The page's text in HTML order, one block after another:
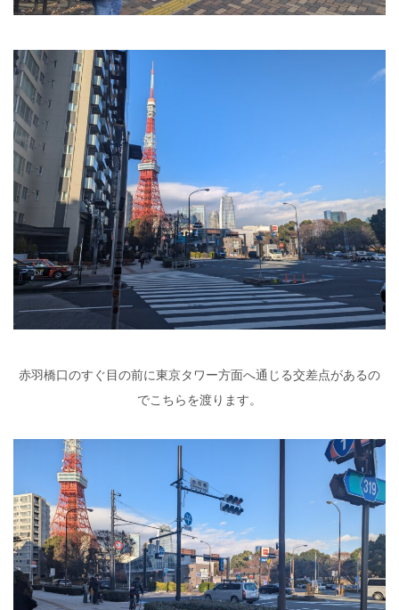
赤羽橋口のすぐ目の前に東京タワー方面へ通じる交差点があるの
でこちらを渡ります。